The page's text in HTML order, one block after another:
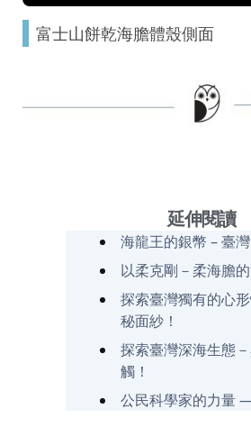
富士山餅乾海膽體殼側面
延伸閱讀
海龍王的銀幣 – 臺
以柔克剛－柔海膽
探索臺灣獨有的心
秘面紗！
探索臺灣深海生態
觸！
公民科學家的力量